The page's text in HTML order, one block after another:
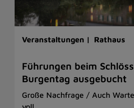
Veranstaltungen | Rathaus
Führungen beim
Burgentag ausgebucht
Große Nachfrage / Auch